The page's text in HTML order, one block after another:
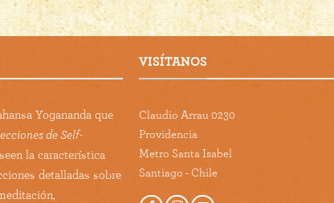
Yogananda que
de Self-
la característica
detalladas sobre
VISÍTANOS
Claudio Arrau 0230
Providencia
Metro Santa Isabel
Santiago - Chile